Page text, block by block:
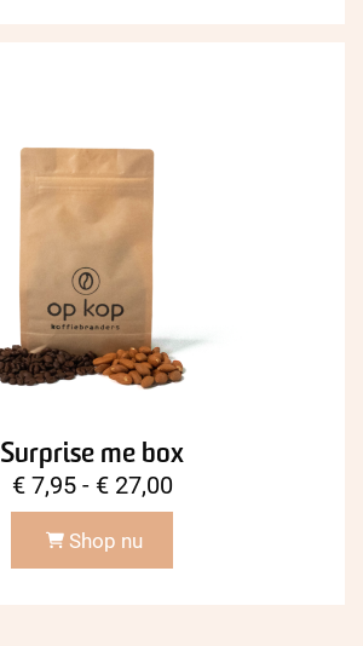
Surprise me box
€7,95 - €27,00Prijsklasse:
€ 7,95
€ 27,00
Shop nu